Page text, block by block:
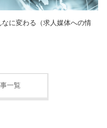
に変わる（求人媒体への情
一覧